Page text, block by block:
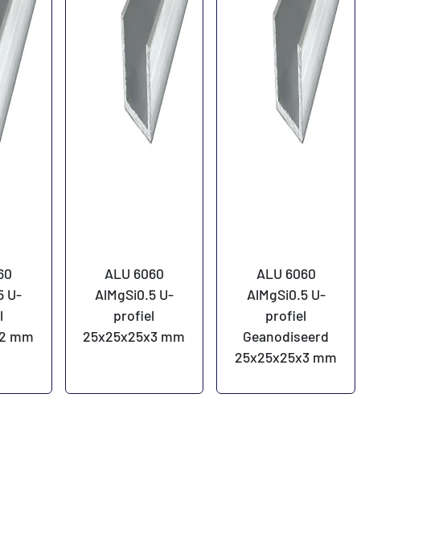
U-
mm
ALU 6060
AlMgSi0.5 U-
profiel
25x25x25x3 mm
ALU 6060
AlMgSi0.5 U-
profiel
Geanodiseerd
25x25x25x3 mm